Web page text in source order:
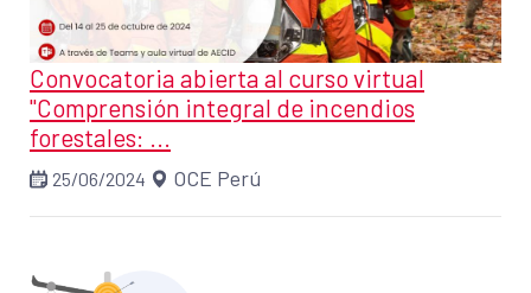
Convocatoria abierta al curso virtual
"Comprensión integral de incendios
forestales: ...
25/06/2024 OCE Perú